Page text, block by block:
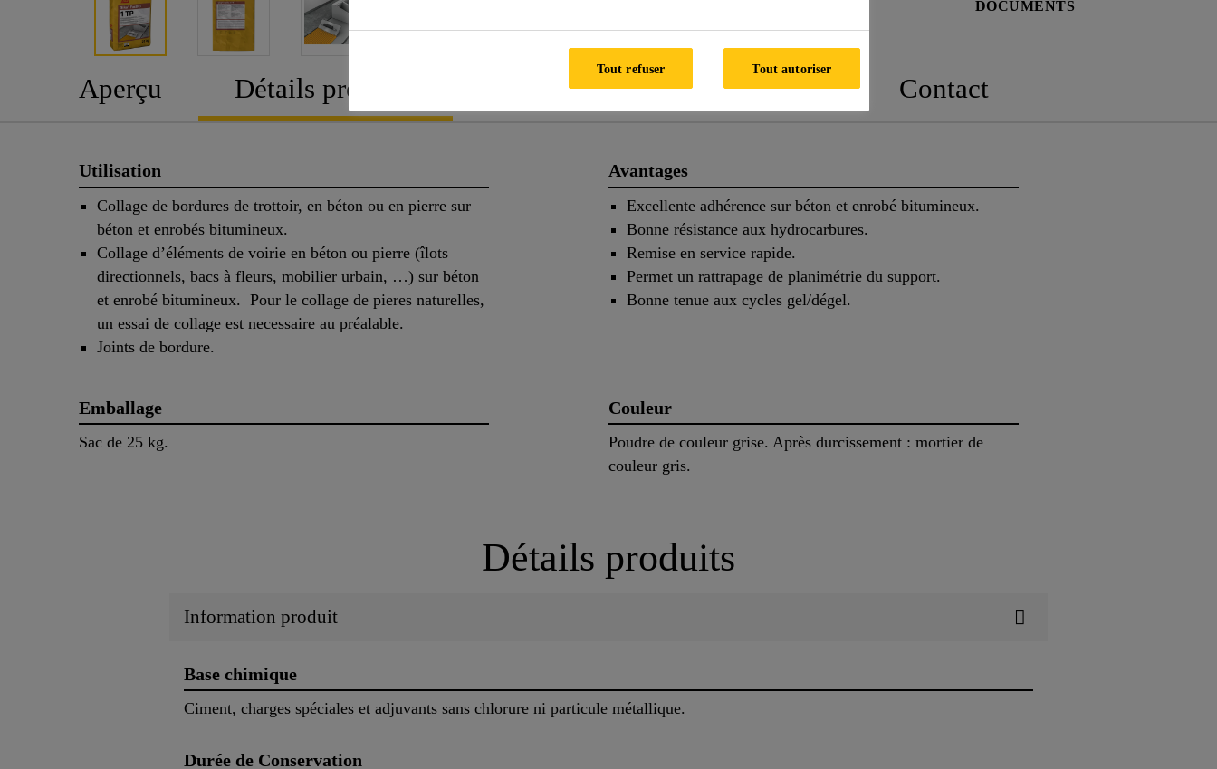
DOCUMENTS
Aperçu Détails produits Application Documents Contact
Utilisation
Collage de bordures de trottoir, en béton ou en pierre sur
béton et enrobés bitumineux.
Collage d’éléments de voirie en béton ou pierre (îlots
directionnels, bacs à fleurs, mobilier urbain, …) sur béton
et enrobé bitumineux. Pour le collage de pieres naturelles,
un essai de collage est necessaire au préalable.
Joints de bordure.
Avantages
Excellente adhérence sur béton et enrobé bitumineux.
Bonne résistance aux hydrocarbures.
Remise en service rapide.
Permet un rattrapage de planimétrie du support.
Bonne tenue aux cycles gel/dégel.
Emballage
Sac de 25 kg.
Couleur
Poudre de couleur grise. Après durcissement : mortier de
couleur gris.
Détails produits
Information produit
Base chimique
Ciment, charges spéciales et adjuvants sans chlorure ni particule métallique.
Durée de Conservation
Tout refuser Tout autoriser